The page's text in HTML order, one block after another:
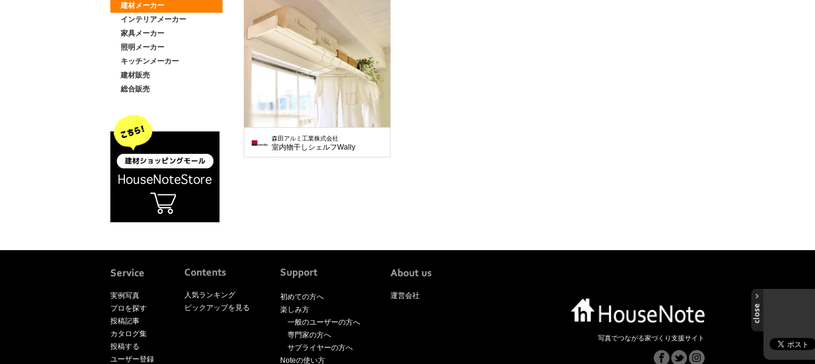
建材メーカー
インテリアメーカー
家具メーカー
照明メーカー
キッチンメーカー
建材販売
総合販売
森田アルミ工業株式会社
室内物干しシェルフWally
実例写真
プロを探す
投稿記事
カタログ集
投稿する
ユーザー登録
人気ランキング
ピックアップを見る
初めての方へ
楽しみ方
一般のユーザーの方へ
専門家の方へ
サプライヤーの方へ
Noteの使い方
運営会社
写真でつながる家づくり支援サイト